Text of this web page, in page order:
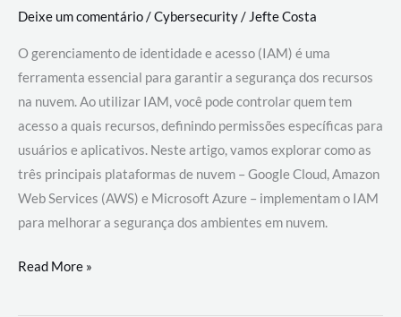
Deixe um comentário/Cybersecurity/ Jefte Costa
O gerenciamento de identidade e acesso (IAM) é uma
ferramenta essencial para garantir a segurança dos recursos
na nuvem. Ao utilizar IAM, você pode controlar quem tem
acesso a quais recursos, definindo permissões específicas para
usuários e aplicativos. Neste artigo, vamos explorar como as
três principais plataformas de nuvem – Google Cloud, Amazon
Web Services (AWS) e Microsoft Azure – implementam o IAM
para melhorar a segurança dos ambientes em nuvem.
Gerenciamento
Read More »